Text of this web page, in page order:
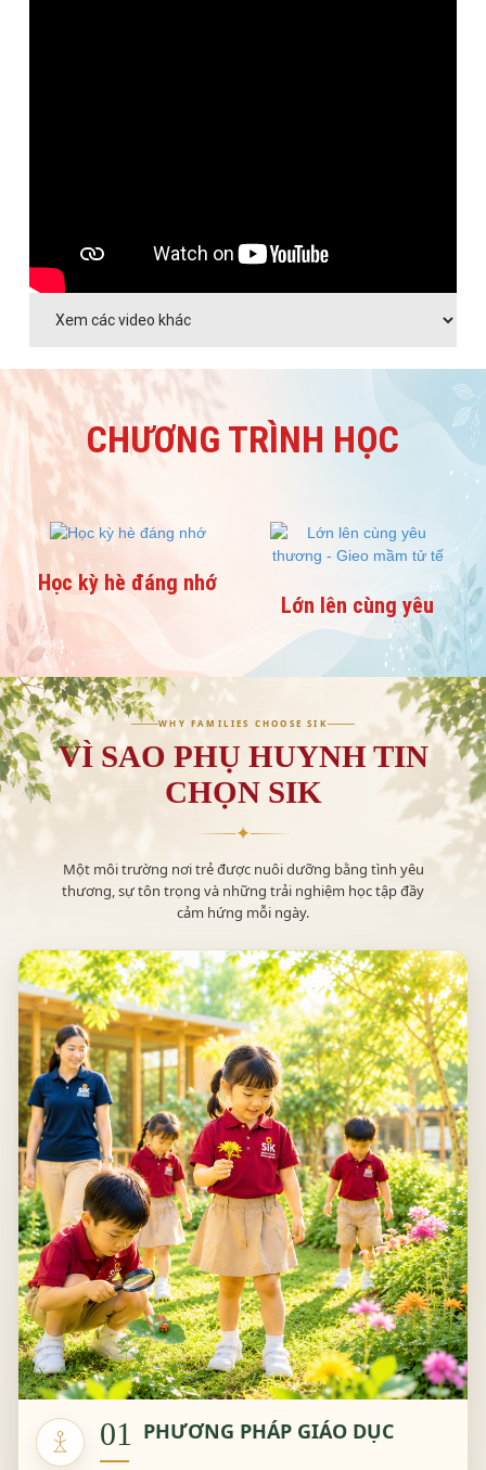
THÌ THÀO"
SỰ KIỆN "CAMPING DAY 2025": LỬA TRẠI CHIẾN BINH
- ĐỒNG DIỄN - ĐẠI TIỆC NƯỚNG
SIK EXPERIENCE DAY 2025 - NGÀY HỘI TRẢI NGHIỆM
SỰ KIỆN ĐẶC BIỆT TẠI SIK – “Ở ĐÂU LÀ NHÀ, Ở ĐÓ
CÓ YÊU THƯƠNG”
"CHIẾN BINH SIK 2025" - TRẠI HÈ QUÂN ĐỘI, BỨT
PHÁ GIỚI HẠN
SCHOOL TOUR 2025 – SỰ KIỆN ĐẶC BIỆT CHỈ CÓ TẠI
SIK
CHƯƠNG TRÌNH HỌC
Học kỳ hè đáng nhớ
Lớn lên cùng yêu
thương - Gieo mầm tử
tế
WHY FAMILIES CHOOSE SIK
VÌ SAO PHỤ HUYNH TIN
CHỌN SIK
✦
Một môi trường nơi trẻ được nuôi dưỡng bằng tình yêu
thương, sự tôn trọng và những trải nghiệm học tập đầy
cảm hứng mỗi ngày.
01 PHƯƠNG PHÁP GIÁO DỤC